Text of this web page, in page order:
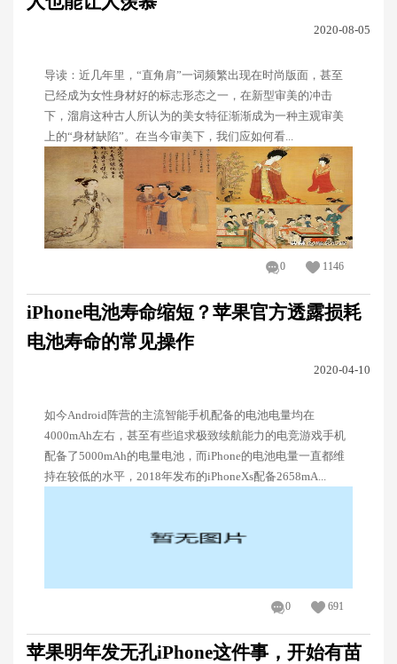
2020-08-05
导读：近几年里，“直角肩”一词频繁出现在时尚版面，甚至
已经成为女性身材好的标志形态之一，在新型审美的冲击
下，溜肩这种古人所认为的美女特征渐渐成为一种主观审美
上的“身材缺陷”。在当今审美下，我们应如何看...
0 1146
iPhone电池寿命缩短？苹果官方透露损耗
电池寿命的常见操作
2020-04-10
如今Android阵营的主流智能手机配备的电池电量均在
4000mAh左右，甚至有些追求极致续航能力的电竞游戏手机
配备了5000mAh的电量电池，而iPhone的电池电量一直都维
持在较低的水平，2018年发布的iPhoneXs配备2658mA...
0 691
苹果明年发无孔iPhone这件事，开始有苗